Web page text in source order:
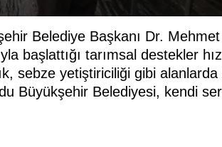
Belediye Başkanı Dr. Mehmet
başlattığı tarımsal destekler
sebze yetiştiriciliği gibi
Büyükşehir Belediyesi, kendi